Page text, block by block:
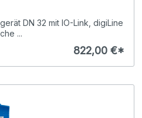
DN 32 mit IO-Link, digiLine
...
822,00 €*